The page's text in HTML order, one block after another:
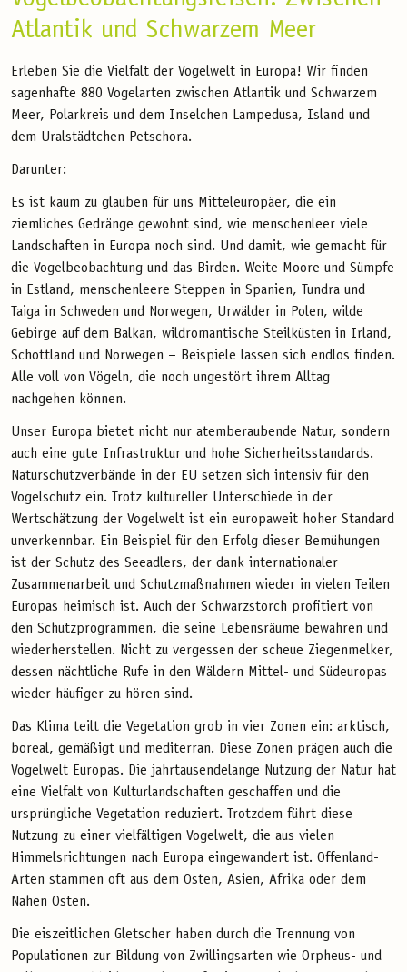
Atlantik und Schwarzem Meer
Erleben Sie die Vielfalt der Vogelwelt in Europa! Wir finden
sagenhafte 880 Vogelarten zwischen Atlantik und Schwarzem
Meer, Polarkreis und dem Inselchen Lampedusa, Island und
dem Uralstädtchen Petschora.
Darunter:
Es ist kaum zu glauben für uns Mitteleuropäer, die ein
ziemliches Gedränge gewohnt sind, wie menschenleer viele
Landschaften in Europa noch sind. Und damit, wie gemacht für
die Vogelbeobachtung und das Birden. Weite Moore und Sümpfe
in Estland, menschenleere Steppen in Spanien, Tundra und
Taiga in Schweden und Norwegen, Urwälder in Polen, wilde
Gebirge auf dem Balkan, wildromantische Steilküsten in Irland,
Schottland und Norwegen – Beispiele lassen sich endlos finden.
Alle voll von Vögeln, die noch ungestört ihrem Alltag
nachgehen können.
Unser Europa bietet nicht nur atemberaubende Natur, sondern
auch eine gute Infrastruktur und hohe Sicherheitsstandards.
Naturschutzverbände in der EU setzen sich intensiv für den
Vogelschutz ein. Trotz kultureller Unterschiede in der
Wertschätzung der Vogelwelt ist ein europaweit hoher Standard
unverkennbar. Ein Beispiel für den Erfolg dieser Bemühungen
ist der Schutz des Seeadlers, der dank internationaler
Zusammenarbeit und Schutzmaßnahmen wieder in vielen Teilen
Europas heimisch ist. Auch der Schwarzstorch profitiert von
den Schutzprogrammen, die seine Lebensräume bewahren und
wiederherstellen. Nicht zu vergessen der scheue Ziegenmelker,
dessen nächtliche Rufe in den Wäldern Mittel- und Südeuropas
wieder häufiger zu hören sind.
Das Klima teilt die Vegetation grob in vier Zonen ein: arktisch,
boreal, gemäßigt und mediterran. Diese Zonen prägen auch die
Vogelwelt Europas. Die jahrtausendelange Nutzung der Natur hat
eine Vielfalt von Kulturlandschaften geschaffen und die
ursprüngliche Vegetation reduziert. Trotzdem führt diese
Nutzung zu einer vielfältigen Vogelwelt, die aus vielen
Himmelsrichtungen nach Europa eingewandert ist. Offenland-
Arten stammen oft aus dem Osten, Asien, Afrika oder dem
Nahen Osten.
Die eiszeitlichen Gletscher haben durch die Trennung von
Populationen zur Bildung von Zwillingsarten wie Orpheus- und